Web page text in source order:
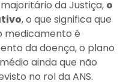
da Justiça, o
, o que significa que
medicamento é
da doença, o plano
ainda que não
no rol da ANS.